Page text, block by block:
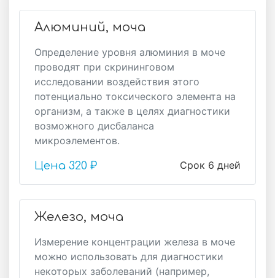
Алюминий, моча
Определение уровня алюминия в моче
проводят при скрининговом
исследовании воздействия этого
потенциально токсического элемента на
организм, а также в целях диагностики
возможного дисбаланса
микроэлементов.
Срок 6 дней
Цена 320 ₽
Железо, моча
Измерение концентрации железа в моче
можно использовать для диагностики
некоторых заболеваний (например,